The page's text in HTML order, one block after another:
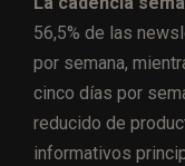
56,5% de las
por semana,
cinco días por
reducido de
informativos